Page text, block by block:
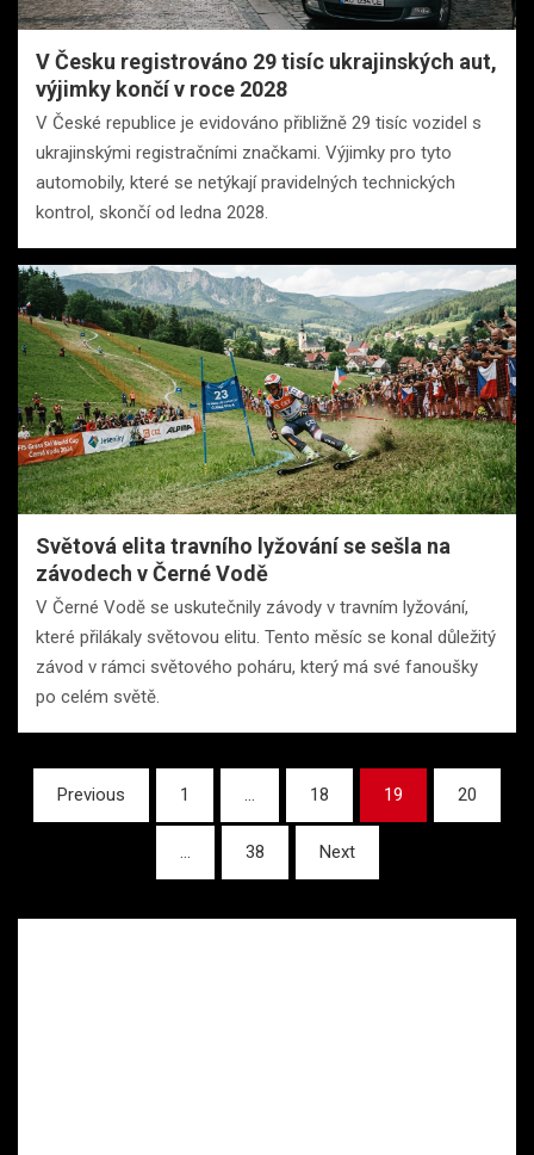
V Česku registrováno 29 tisíc ukrajinských aut,
výjimky končí v roce 2028
V České republice je evidováno přibližně 29 tisíc vozidel s
ukrajinskými registračními značkami. Výjimky pro tyto
automobily, které se netýkají pravidelných technických
kontrol, skončí od ledna 2028.
Světová elita travního lyžování se sešla na
závodech v Černé Vodě
V Černé Vodě se uskutečnily závody v travním lyžování,
které přilákaly světovou elitu. Tento měsíc se konal důležitý
závod v rámci světového poháru, který má své fanoušky
po celém světě.
Stránkování
příspěvků
Previous 1 … 18 19 20
… 38 Next